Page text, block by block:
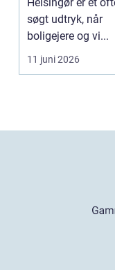
søgt udtryk, når
boligejere og vi...
11 juni 2026